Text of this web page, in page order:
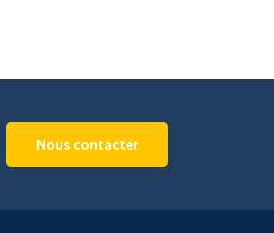
Nous contacter